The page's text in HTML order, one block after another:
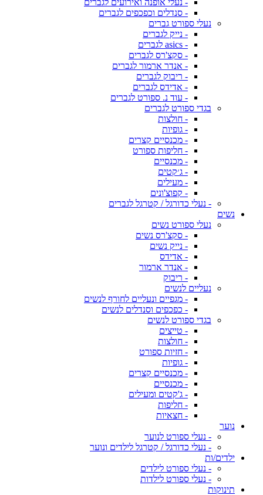
- נעלי אופנה ואירועים לגברים
- סנדלים וכפכפים לגברים
נעלי ספורט גברים
- נייק לגברים
- asics לגברים
- סקצ'רס לגברים
- אנדר ארמור לגברים
- ריבוק לגברים
- אדידס לגברים
- עוד נ. ספורט לגברים
בגדי ספורט לגברים
- חולצות
- גופיות
- מכנסיים קצרים
- חליפות ספורט
- מכנסיים
- ג׳קטים
- מעילים
- קפוצ'ונים
- נעלי כדורגל / קטרגל לגברים
נשים
נעלי ספורט נשים
- סקצ'רס נשים
- נייק נשים
- אדידס
- אנדר ארמור
- ריבוק
נעליים לנשים
- מגפיים ונעליים לחורף לנשים
- כפכפים וסנדלים לנשים
בגדי ספורט לנשים
- טייצים
- חולצות
- חזיות ספורט
- גופיות
- מכנסיים קצרים
- מכנסיים
- ג'קטים ומעילים
- חליפות
- חצאיות
נוער
- נעלי ספורט לנוער
- נעלי כדורגל / קטרגל לילדים ונוער
ילדים/ות
- נעלי ספורט לילדים
- נעלי ספורט לילדות
תינוקות